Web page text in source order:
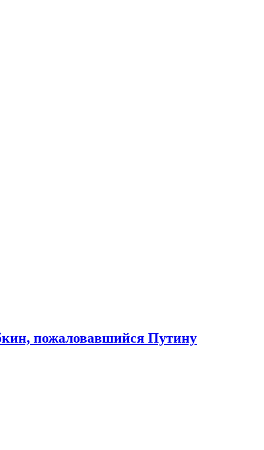
пожаловавшийся Путину